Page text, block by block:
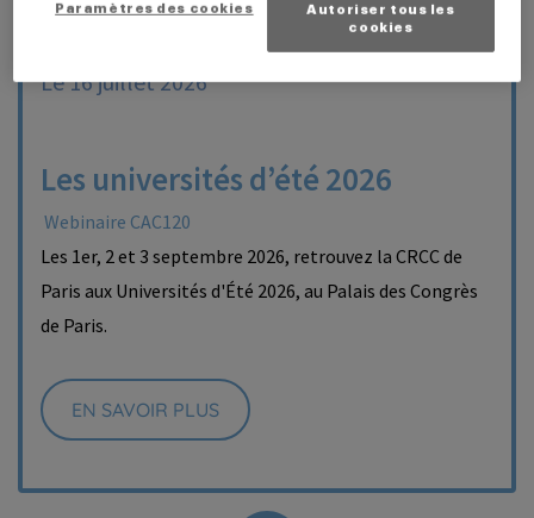
Le 16 juillet 2026
Les universités d’été 2026
Webinaire CAC120
Les 1er, 2 et 3 septembre 2026, retrouvez la CRCC de
Paris aux Universités d'Été 2026, au Palais des Congrès
de Paris.
EN SAVOIR PLUS
Autoriser tous les
cookies
Paramètres des cookies